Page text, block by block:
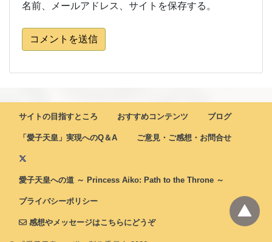
名前、メールアドレス、サイトを保存する。
コメントを送信
サイトの目指すところ おすすめコンテンツ ブログ
「愛子天皇」実現へのQ＆A ご意見・ご感想・お問合せ
愛子天皇への道 ～ Princess Aiko: Path to the Throne ～
プライバシーポリシー
感想やメッセージはこちらにどうぞ